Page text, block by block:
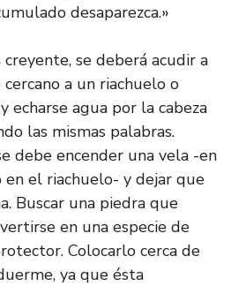
desaparezca.»
creyente, se deberá acudir a
a un riachuelo o
echarse agua por la cabeza
las mismas palabras.
debe encender una vela -en
en el riachuelo- y dejar que
Buscar una piedra que
en una especie de
Colocarlo cerca de
ya que ésta